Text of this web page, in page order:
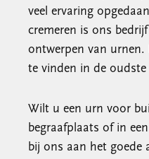
veel ervaring
cremeren is ons
ontwerpen van urnen.
te vinden in de
Wilt u een urn voor
begraafplaats of in
bij ons aan het goede